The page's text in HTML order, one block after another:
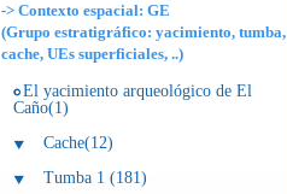
-> Contexto espacial: GE
(Grupo estratigráfico: yacimiento, tumba,
cache, UEs superficiales, ..)
El yacimiento arqueológico de El
Caño(1)
Cache(12)
Tumba 1 (181)